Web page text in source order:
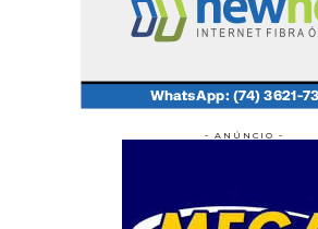
- ANÚNCIO -